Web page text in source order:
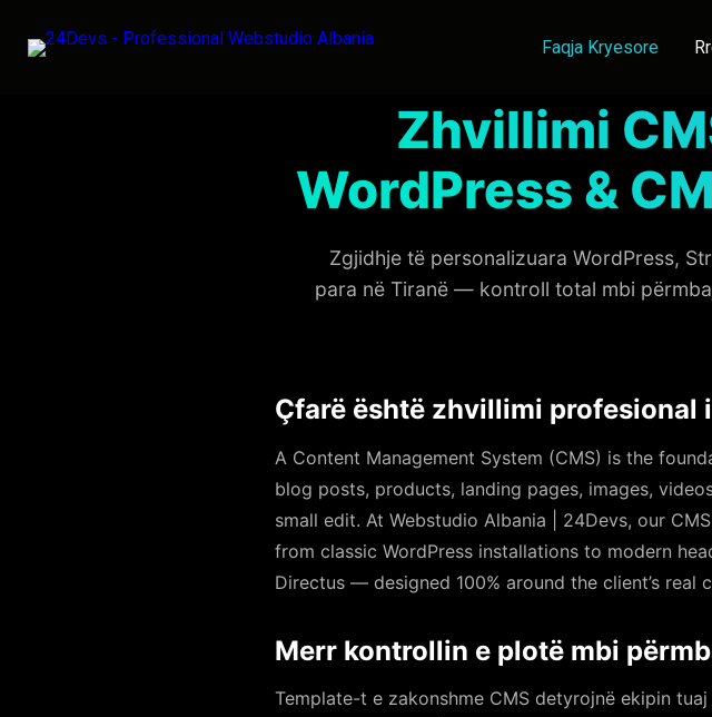
Faqja Kryesore
Zhvillimi
WordPress &
Zgjidhje të personalizuara WordPress,
para në Tiranë — kontroll total mbi
Çfarë është zhvillimi profesional
A Content Management System (CMS) is the
blog posts, products, landing pages, images,
small edit. At Webstudio Albania | 24Devs, our
from classic WordPress installations to modern
Directus — designed 100% around the client’s real
Merr kontrollin e plotë mbi
Template-t e zakonshme CMS detyrojnë ekipin